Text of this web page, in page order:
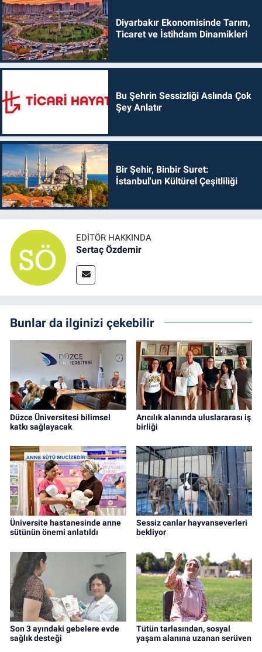
Diyarbakır Ekonomisinde Tarım,
Ticaret ve İstihdam Dinamikleri
Bu Şehrin Sessizliği Aslında Çok
Şey Anlatır
Bir Şehir, Binbir Suret:
İstanbul'un Kültürel Çeşitliliği
EDITÖR HAKKINDA
Sertaç Özdemir
Bunlar da ilginizi çekebilir
Düzce Üniversitesi bilimsel
katkı sağlayacak
Arıcılık alanında uluslararası iş
birliği
Üniversite hastanesinde anne
sütünün önemi anlatıldı
Sessiz canlar hayvanseverleri
bekliyor
Son 3 ayındaki gebelere evde
sağlık desteği
Tütün tarlasından, sosyal
yaşam alanına uzanan serüven